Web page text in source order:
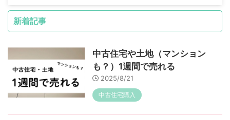
新着記事
中古住宅や土地（マンション
も？）1週間で売れる
2025/8/21
中古住宅購入